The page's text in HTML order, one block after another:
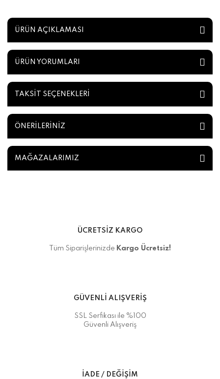
ÜRÜN AÇIKLAMASI
ÜRÜN YORUMLARI
TAKSİT SEÇENEKLERİ
ÖNERİLERİNİZ
MAĞAZALARIMIZ
ÜCRETSİZ KARGO
Tüm Siparişlerinizde Kargo Ücretsiz!
GÜVENLİ ALIŞVERİŞ
SSL Serfikası ile %100
Güvenli Alışveriş
İADE / DEĞİŞİM